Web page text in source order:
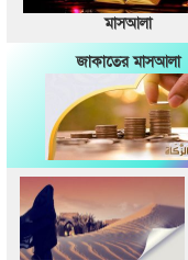
মাসআলা
জাকাতের মাসআলা